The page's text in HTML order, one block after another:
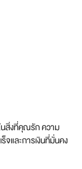
นสิ่งที่คุณรัก ความ
และการเงินที่มั่นคง